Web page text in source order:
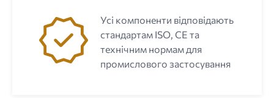
Усі компоненти відповідають
стандартам ISO, CE та
технічним нормам для
промислового застосування